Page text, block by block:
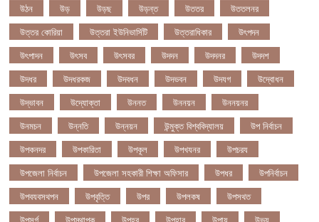
উঠন
উড় উড়ছ উড়ন্ত উততর
উততলনর
উত্তর কোরিয়া
উত্তরা ইউনিভার্সিটি উত্তরাধিকার
উৎপদন
উৎপাদন
উৎসব উৎসবর উদদন উদদনর
উদদশ
উদধর
উদধরকজ উদবধন উদভবন উদযগ
উদ্বোধন
উদ্ভাবন
উদ্যোক্তা উননত উননয়ন
উননয়নর
উনমচন
উন্নতি উন্নয়ন উন্মুক্ত বিশ্ববিদ্যালয়
উপ নির্বাচন
উপকনদর
উপকারিতা উপকূল উপখযনর
উপচরয
উপজেলা নির্বাচন
উপজেলা সহকারী শিক্ষা অফিসার উপধর
উপনির্বাচন
উপবযবসথপন
উপবৃত্তি উপর উপলকষ
উপসথত